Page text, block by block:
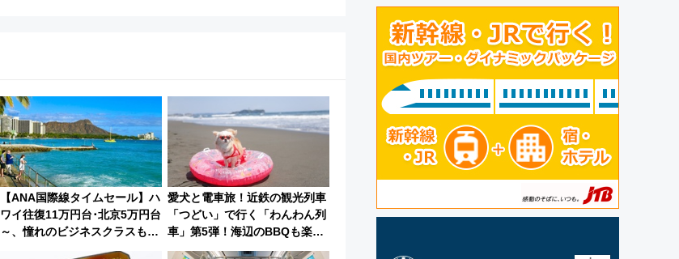
【ANA国際線タイムセール】ハ
ワイ往復11万円台･北京5万円台
～、憧れのビジネスクラスも！
来春のGW旅行まで狙える激ア
愛犬と電車旅！近鉄の観光列車
「つどい」で行く「わんわん列
車」第5弾！海辺のBBQも楽し
める日帰りツアー